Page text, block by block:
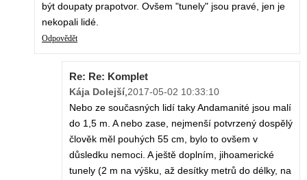
být doupaty prapotvor. Ovšem "tunely" jsou pravé, jen je
nekopali lidé.
Odpovědět
Re: Re: Komplet
Kája Dolejší,2017-05-02 10:33:10
Nebo ze současných lidí taky Andamanité jsou malí
do 1,5 m. A nebo zase, nejmenší potvrzený dospělý
člověk měl pouhých 55 cm, bylo to ovšem v
důsledku nemoci. A ještě doplním, jihoamerické
tunely (2 m na výšku, až desítky metrů do délky, na